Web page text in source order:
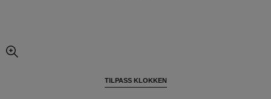
forstørret visning av bildet
TILPASS KLOKKEN